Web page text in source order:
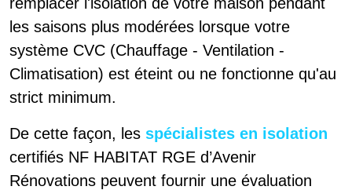
les saisons plus modérées lorsque votre
système CVC (Chauffage - Ventilation -
Climatisation) est éteint ou ne fonctionne qu'au
strict minimum.
De cette façon, les spécialistes en isolation
certifiés NF HABITAT RGE d’Avenir
Rénovations peuvent fournir une évaluation